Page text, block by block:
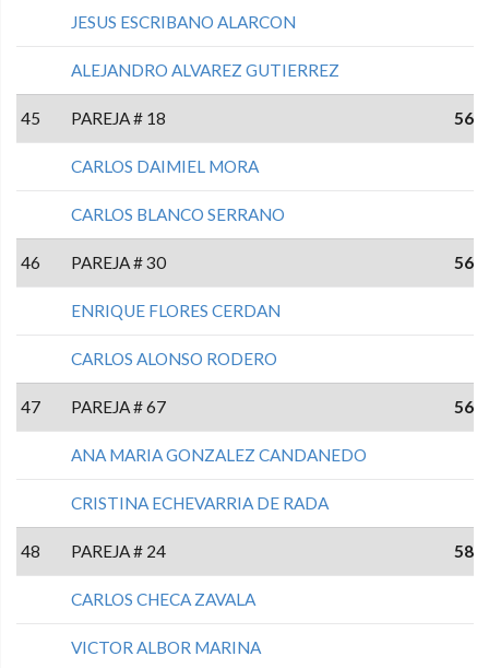
JESUS ESCRIBANO ALARCON
ALEJANDRO ALVAREZ GUTIERREZ
45 PAREJA # 18 56
CARLOS DAIMIEL MORA
CARLOS BLANCO SERRANO
46 PAREJA # 30 56
ENRIQUE FLORES CERDAN
CARLOS ALONSO RODERO
47 PAREJA # 67 56
ANA MARIA GONZALEZ CANDANEDO
CRISTINA ECHEVARRIA DE RADA
48 PAREJA # 24 58
CARLOS CHECA ZAVALA
VICTOR ALBOR MARINA